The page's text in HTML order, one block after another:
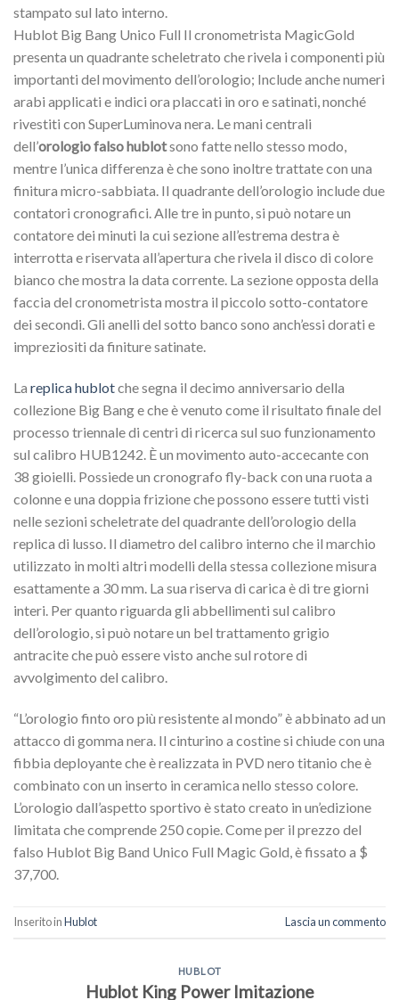
stampato sul lato interno.
Hublot Big Bang Unico Full Il cronometrista MagicGold
presenta un quadrante scheletrato che rivela i componenti più
importanti del movimento dell’orologio; Include anche numeri
arabi applicati e indici ora placcati in oro e satinati, nonché
rivestiti con SuperLuminova nera. Le mani centrali
dell’orologio falso hublotsono fatte nello stesso modo,
mentre l’unica differenza è che sono inoltre trattate con una
finitura micro-sabbiata. Il quadrante dell’orologio include due
contatori cronografici.Alle tre in punto, si può notare un
contatore dei minuti la cui sezione all’estrema destra è
interrotta e riservata all’apertura che rivela il disco di colore
bianco che mostra la data corrente. La sezione opposta della
faccia del cronometrista mostra il piccolo sotto-contatore
dei secondi.Gli anelli del sotto banco sono anch’essi dorati e
impreziositi da finiture satinate.
La replica hublotche segna il decimo anniversario della
collezione Big Bang e che è venuto come il risultato finale del
processo triennale di centri di ricerca sul suo funzionamento
sul calibro HUB1242. È un movimento auto-accecante con
38 gioielli. Possiede un cronografo fly-back con una ruota a
colonne e una doppia frizione che possono essere tutti visti
nelle sezioni scheletrate del quadrante dell’orologio della
replica di lusso. Il diametro del calibro interno che il marchio
utilizzato in molti altri modelli della stessa collezione misura
esattamente a 30 mm. La sua riserva di carica è di tre giorni
interi. Per quanto riguarda gli abbellimenti sul calibro
dell’orologio, si può notare un bel trattamento grigio
antracite che può essere visto anche sul rotore di
avvolgimento del calibro.
“L’orologio finto oro più resistente al mondo” è abbinato ad un
attacco di gomma nera. Il cinturino a costine si chiude con una
fibbia deployante che è realizzata in PVD nero titanio che è
combinato con un inserto in ceramica nello stesso colore.
L’orologio dall’aspetto sportivo è stato creato in un’edizione
limitata che comprende 250 copie.Come per il prezzo del
falso Hublot Big Band Unico Full Magic Gold, è fissato a $
37,700.
Inserito inHublot Lascia un commento
HUBLOT
Hublot King Power Imitazione